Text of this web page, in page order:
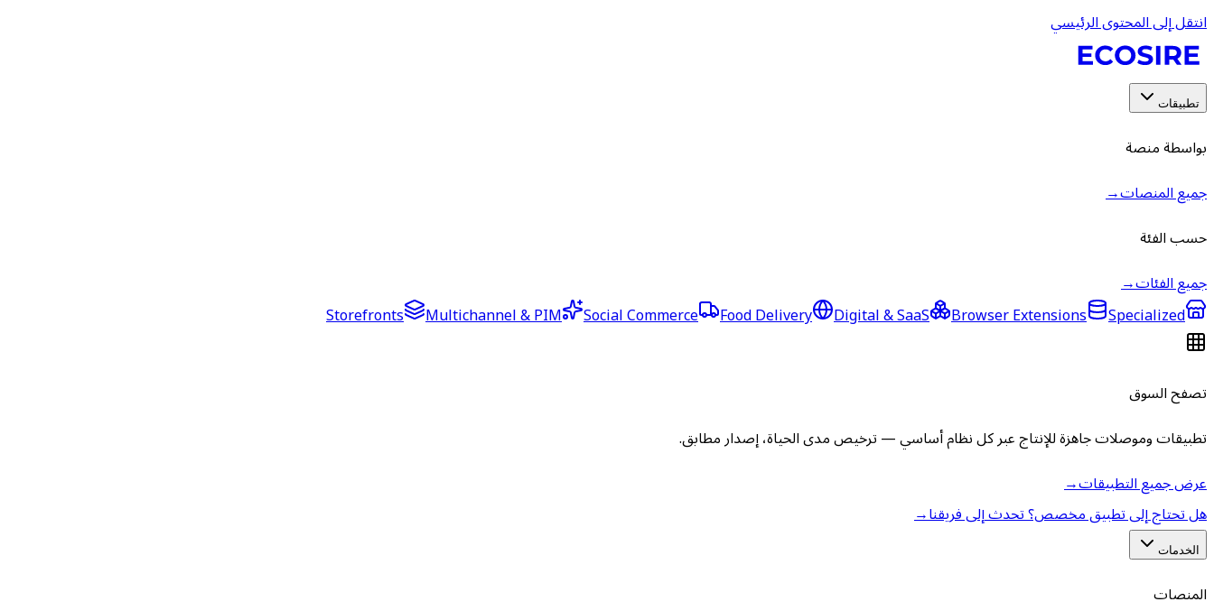
انتقل إلى المحتوى الرئيسي
تطبيقات
بواسطة منصة
جميع المنصات→
حسب الفئة
جميع الفئات→
Storefronts
Multichannel & PIM Social Commerce Food Delivery Digital & SaaS Browser Extensions Specialized
تصفح السوق
تطبيقات وموصلات جاهزة للإنتاج عبر كل نظام أساسي — ترخيص مدى الحياة، إصدار مطابق.
عرض جميع التطبيقات→
هل تحتاج إلى تطبيق مخصص؟ تحدث إلى فريقنا→
الخدمات
المنصات